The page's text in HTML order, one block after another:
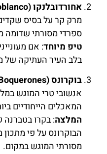
אחורדובלנקו (Ajoblanco)
מרק קר על בסיס
ספרדי מסורתי שדומה
טיפ מיוחד: אם
בלב העיר העתיקה של
בוקרונס (Boquerones)
אנשובי טרי המוגש
המאכלים הייחודיים
המלצה: בקרו
הבוקרונס על פי
מסורתי המוגש במקום.